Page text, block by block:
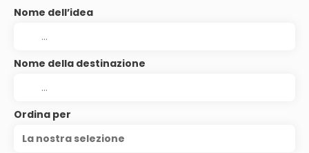
Nome dell’idea
Nome della destinazione
Ordina per
La nostra selezione